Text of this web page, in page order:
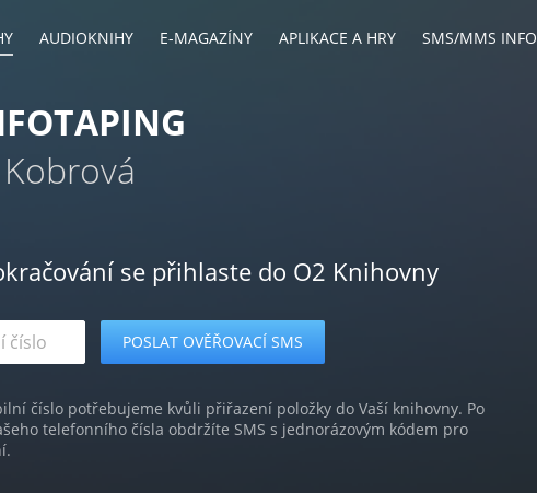
AUDIOKNIHY E-MAGAZÍNY APLIKACE A HRY SMS/MMS INFO
Kobrová
se přihlaste do O2 Knihovny
číslo potřebujeme kvůli přiřazení položky do Vaší knihovny. Po
telefonního čísla obdržíte SMS s jednorázovým kódem pro